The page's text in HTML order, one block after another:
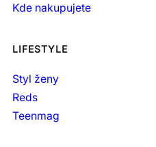
Kde nakupujete
LIFESTYLE
Styl ženy
Reds
Teenmag